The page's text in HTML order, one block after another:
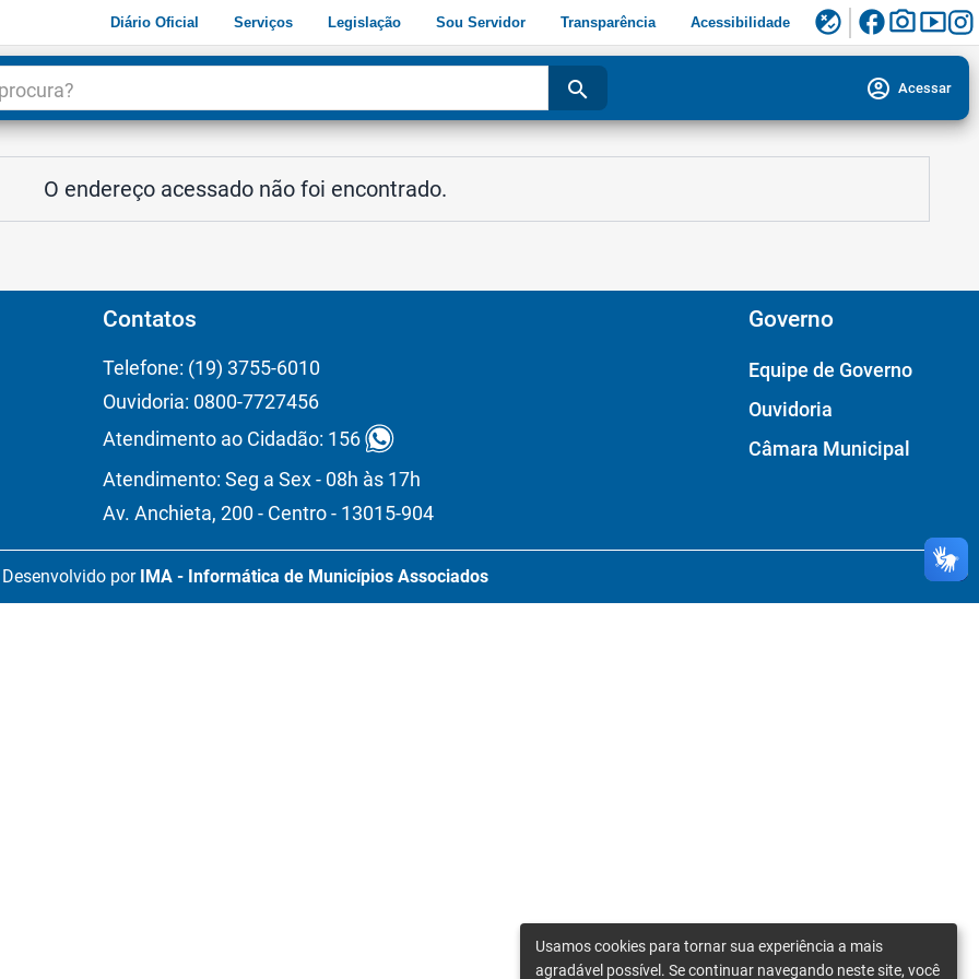
Diário Oficial Serviços Legislação Sou Servidor Transparência Acessibilidade flaky facebookphoto_camerasmart_display
search account_circle Acessar
O endereço acessado não foi encontrado.
Contatos
Telefone: (19) 3755-6010
Ouvidoria: 0800-7727456
Atendimento ao Cidadão: 156
Atendimento: Seg a Sex - 08h às 17h
Av. Anchieta, 200 - Centro - 13015-904
Governo
Equipe de Governo
Ouvidoria
Câmara Municipal
Desenvolvido por IMA - Informática de Municípios Associados
Usamos cookies para tornar sua experiência a mais
agradável possível. Se continuar navegando neste site, você